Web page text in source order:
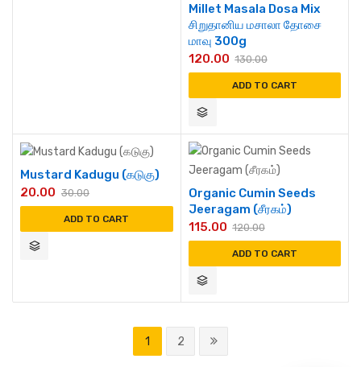
Millet Masala Dosa Mix
சிறுதானிய மசாலா தோசை
மாவு 300g
130.00
120.00
ADD TO CART
Mustard Kadugu (கடுகு)
30.00
20.00
ADD TO CART
Organic Cumin Seeds
Jeeragam (சீரகம்)
120.00
115.00
ADD TO CART
1 2